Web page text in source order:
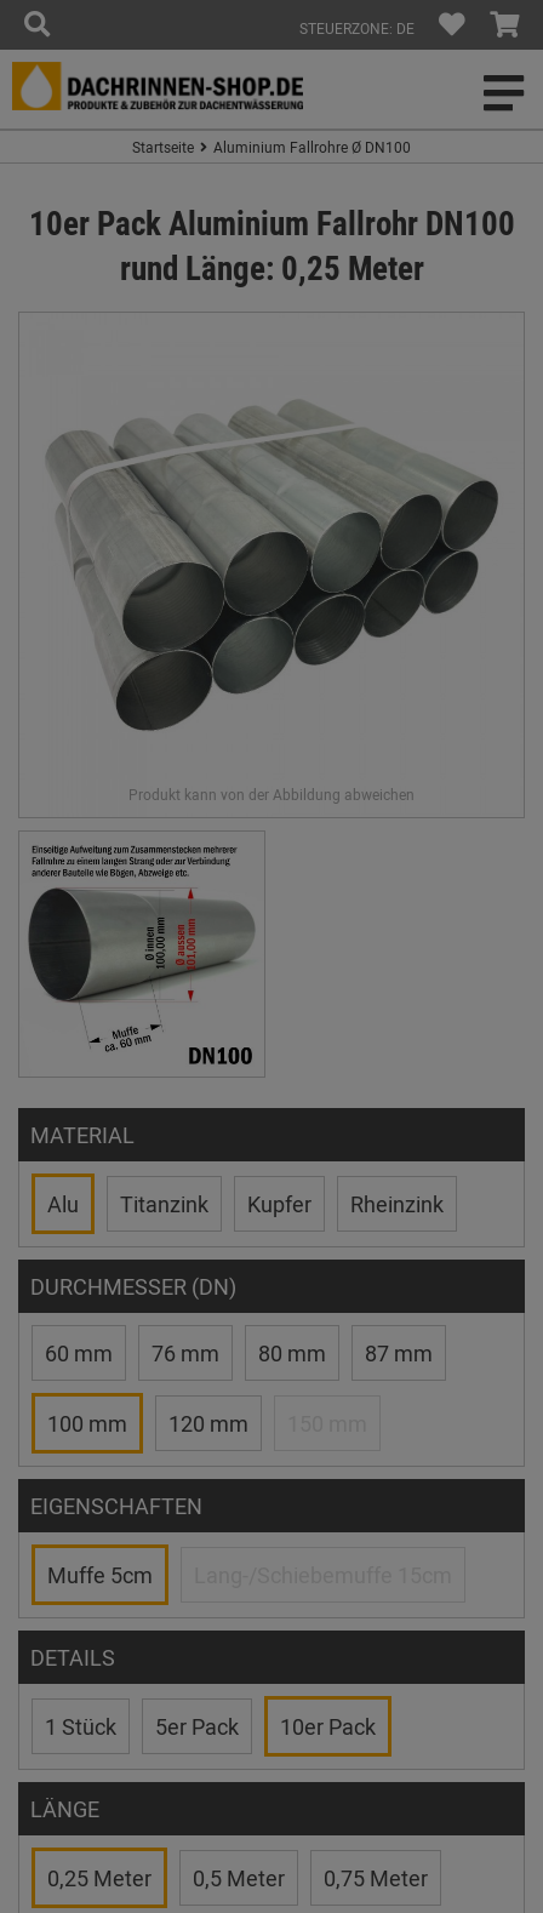
STEUERZONE: DE
Startseite Aluminium Fallrohre Ø DN100
10er Pack Aluminium Fallrohr DN100
rund Länge: 0,25 Meter
MATERIAL
Alu Titanzink Kupfer Rheinzink
DURCHMESSER (DN)
60 mm 76 mm 80 mm 87 mm
100 mm 120 mm
EIGENSCHAFTEN
Muffe 5cm
DETAILS
1 Stück 5er Pack 10er Pack
LÄNGE
0,25 Meter 0,5 Meter 0,75 Meter